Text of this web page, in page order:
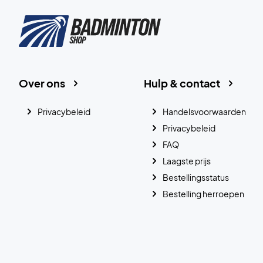
Hulp & contact
Handelsvoorwaarden
Privacybeleid
FAQ
Laagste prijs
Bestellingsstatus
Bestelling herroepen
Over ons
Privacybeleid